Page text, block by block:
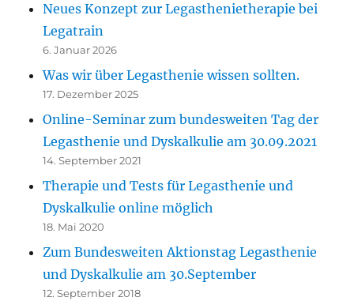
Neues Konzept zur Legasthenietherapie bei
Legatrain
6. Januar 2026
Was wir über Legasthenie wissen sollten.
17. Dezember 2025
Online-Seminar zum bundesweiten Tag der
Legasthenie und Dyskalkulie am 30.09.2021
14. September 2021
Therapie und Tests für Legasthenie und
Dyskalkulie online möglich
18. Mai 2020
Zum Bundesweiten Aktionstag Legasthenie
und Dyskalkulie am 30.September
12. September 2018